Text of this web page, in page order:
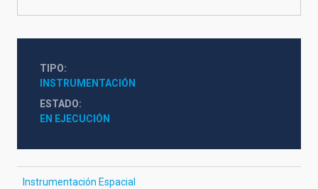
TIPO
INSTRUMENTACIÓN
ESTADO
EN EJECUCIÓN
Instrumentación Espacial